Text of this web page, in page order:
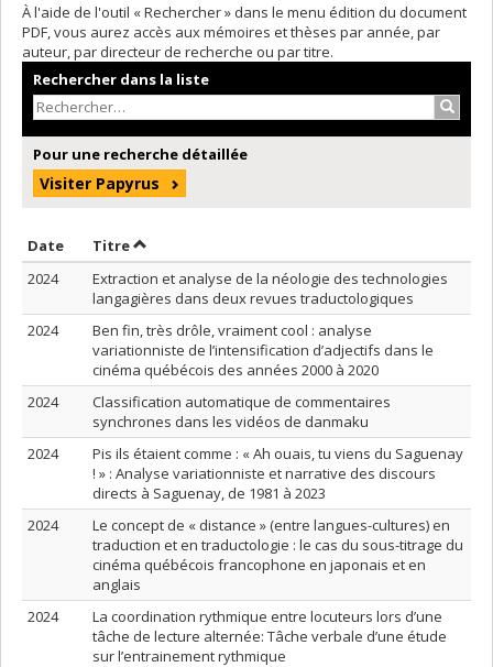
À l'aide de l'outil « Rechercher » dans le menu édition du document
PDF, vous aurez accès aux mémoires et thèses par année, par
auteur, par directeur de recherche ou par titre.
Rechercher dans la liste
Pour une recherche détaillée
Visiter Papyrus
Date Trier par date en ordre croissant
TitreTrier par titre en ordre croissant
2024
Extraction et analyse de la néologie des technologies
langagières dans deux revues traductologiques
2024
Ben fin, très drôle, vraiment cool : analyse
variationniste de l’intensification d’adjectifs dans le
cinéma québécois des années 2000 à 2020
2024
Classification automatique de commentaires
synchrones dans les vidéos de danmaku
2024
Pis ils étaient comme : « Ah ouais, tu viens du Saguenay
! » : Analyse variationniste et narrative des discours
directs à Saguenay, de 1981 à 2023
2024
Le concept de « distance » (entre langues-cultures) en
traduction et en traductologie : le cas du sous-titrage du
cinéma québécois francophone en japonais et en
anglais
2024
La coordination rythmique entre locuteurs lors d’une
tâche de lecture alternée: Tâche verbale d’une étude
sur l’entrainement rythmique